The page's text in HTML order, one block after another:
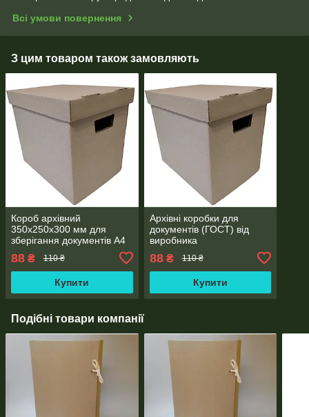
Всі умови повернення
З цим товаром також замовляють
Короб архівний
350х250х300 мм для
зберігання документів А4
88 ₴ 110 ₴
Купити
Архівні коробки для
документів (ГОСТ) від
виробника
88₴ 110 ₴
Купити
Подібні товари компанії